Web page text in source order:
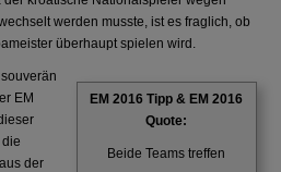
werden musste, ist es fraglich, ob
überhaupt spielen wird.
EM 2016 Tipp & EM 2016
Quote:
Beide Teams treffen
EM
der